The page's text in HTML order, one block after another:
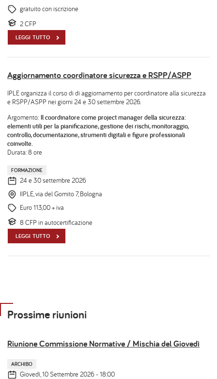
gratuito con iscrizione
2 CFP
LEGGI TUTTO
Aggiornamento coordinatore sicurezza e RSPP/ASPP
IPLE organizza il corso di di aggiornamento per coordinatore alla sicurezza
e RSPP/ASPP nei giorni 24 e 30 settembre 2026.
Argomento: Il coordinatore come project manager della sicurezza:
elementi utili per la pianificazione, gestione dei rischi, monitoraggio,
controllo, documentazione, strumenti digitali e figure professionali
coinvolte.
Durata: 8 ore
FORMAZIONE
24 e 30 settembre 2026
IIPLE, via del Gomito 7, Bologna
Euro 113,00 + iva
8 CFP in autocertificazione
LEGGI TUTTO
Prossime riunioni
Riunione Commissione Normative / Mischia del Giovedì
ARCHIBO
Giovedì, 10 Settembre 2026 - 18:00